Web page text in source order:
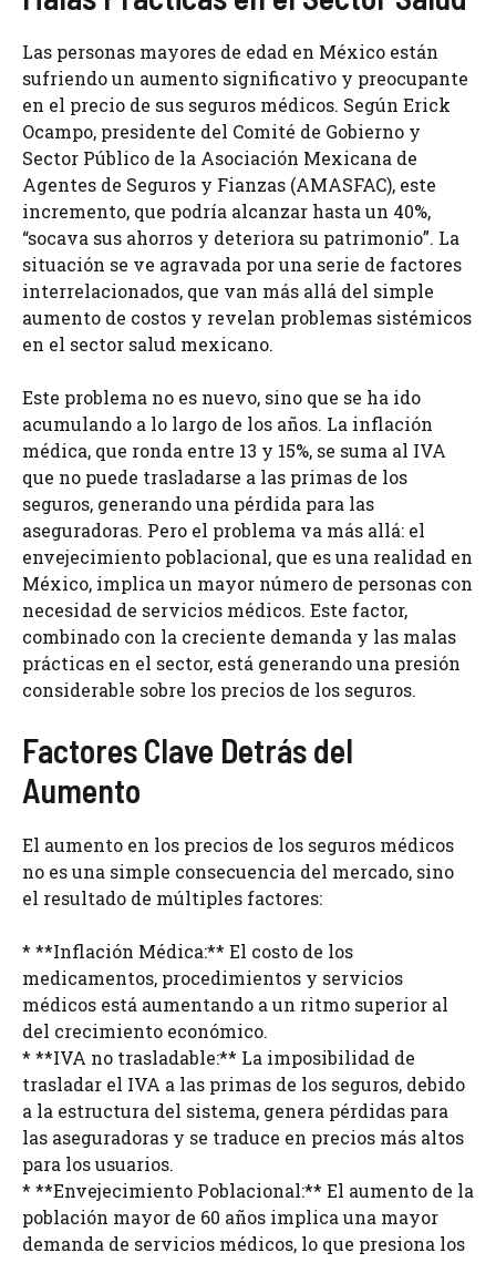
Las personas mayores de edad en México están
sufriendo un aumento significativo y preocupante
en el precio de sus seguros médicos. Según Erick
Ocampo, presidente del Comité de Gobierno y
Sector Público de la Asociación Mexicana de
Agentes de Seguros y Fianzas (AMASFAC), este
incremento, que podría alcanzar hasta un 40%,
“socava sus ahorros y deteriora su patrimonio”. La
situación se ve agravada por una serie de factores
interrelacionados, que van más allá del simple
aumento de costos y revelan problemas sistémicos
en el sector salud mexicano.
Este problema no es nuevo, sino que se ha ido
acumulando a lo largo de los años. La inflación
médica, que ronda entre 13 y 15%, se suma al IVA
que no puede trasladarse a las primas de los
seguros, generando una pérdida para las
aseguradoras. Pero el problema va más allá: el
envejecimiento poblacional, que es una realidad en
México, implica un mayor número de personas con
necesidad de servicios médicos. Este factor,
combinado con la creciente demanda y las malas
prácticas en el sector, está generando una presión
considerable sobre los precios de los seguros.
Factores Clave Detrás del
Aumento
El aumento en los precios de los seguros médicos
no es una simple consecuencia del mercado, sino
el resultado de múltiples factores:
* **Inflación Médica:** El costo de los
medicamentos, procedimientos y servicios
médicos está aumentando a un ritmo superior al
del crecimiento económico.
* **IVA no trasladable:** La imposibilidad de
trasladar el IVA a las primas de los seguros, debido
a la estructura del sistema, genera pérdidas para
las aseguradoras y se traduce en precios más altos
para los usuarios.
* **Envejecimiento Poblacional:** El aumento de la
población mayor de 60 años implica una mayor
demanda de servicios médicos, lo que presiona los